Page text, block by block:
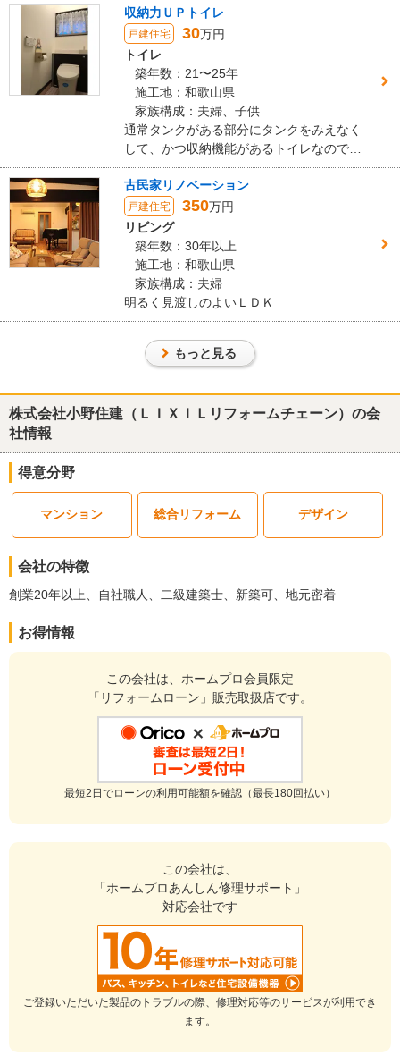
見積については何度もやり直して頂き営業者さんには感謝しかない
です。
工事については、工期通り進めて貰えたので助かりました。養生の
部分ではもう少ししっかりして貰えてたら補修も少なかったと思い
ます。
アフターケアは補修以上の事をしていただけたので快適になりまし
ありがとうございました。
この会社に決めた理由
以前にリフォームをお願いした経緯もあり今回も依頼しました。
リフォーム会社からの返答
いつもお声がけしていただきありがとうございます。
工事のなかで至らない点あり申し訳ございませんでした。
今後も何かありましたご気軽にお声がけください。
リフォーム箇所：キッチン・台所
価格
： 1,180,000円
施工地
工事完了日
『担当者の人柄・説明力』が良かった （60代/男性）
次回以降もよろしくお願いします。
この会社に決めた理由
担当者の人柄が気に入ったのと以前に別の工事で施行していただい
リフォーム会社からの返答
大変満足の評価いただき大変恐縮です。
今後ともよろしくお願いいたします。
何かありましたら気軽に連絡ください。
建物のタイプ
和歌山市
： 30年以上
： 2023年6月19日
『工事中のきめ細かな配慮』が良かった
5
本当に親身になって対応してくれました。
収納力ＵＰトイレ
戸建住宅 30万円
トイレ
築年数：21〜25年
施工地：和歌山県
家族構成：夫婦、子供
通常タンクがある部分にタンクをみえなく
して、かつ収納機能があるトイレなのです
っきりしたトイレにリフォーム。
古民家リノベーション
戸建住宅 350万円
リビング
築年数：30年以上
施工地：和歌山県
家族構成：夫婦
明るく見渡しのよいＬＤＫ
もっと見る
株式会社小野住建（ＬＩＸＩＬリフォームチェーン）の会
社情報
得意分野
マンション 総合リフォーム デザイン
会社の特徴
創業20年以上、自社職人、二級建築士、新築可、地元密着
お得情報
この会社は、ホームプロ会員限定
「リフォームローン」販売取扱店です。
最短2日でローンの利用可能額を確認（最長180回払い）
この会社は、
「ホームプロあんしん修理サポート」
対応会社です
ご登録いただいた製品のトラブルの際、修理対応等のサービスが利用でき
ます。